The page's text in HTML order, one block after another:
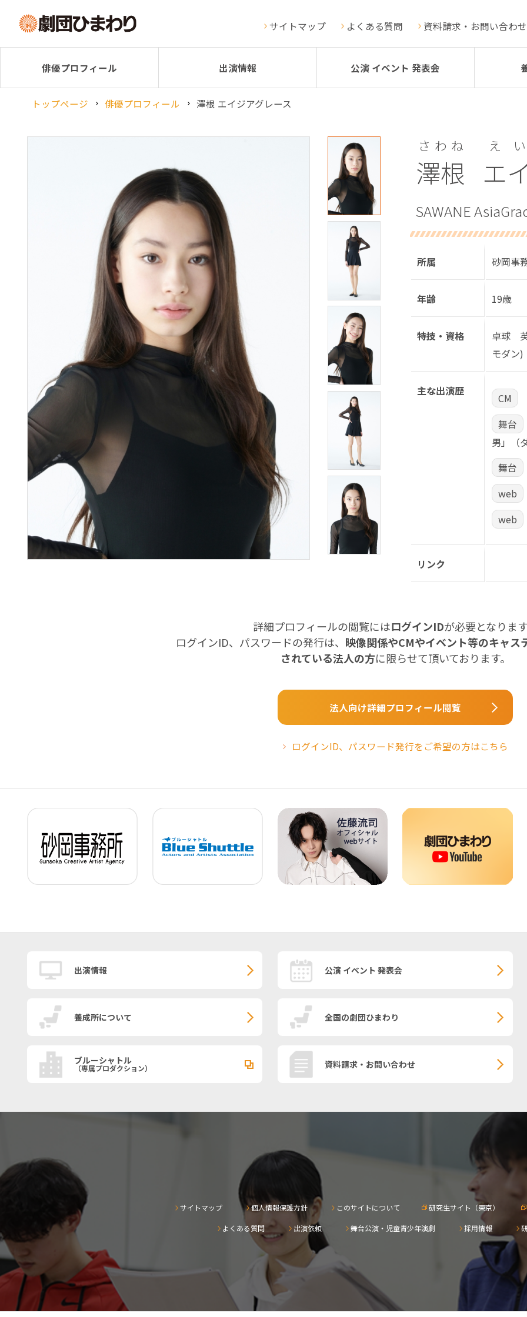
サイトマップ よくある質問 資料請求・お問い合わせ
俳優プロフィール 出演情報 公演 イベント 発表会
トップページ 俳優プロフィール 澤根 エイジアグレース
澤根
さわね
エ
え
SAWANE
所属 砂岡事
年齢 19歳
特技・資格
卓球
モダン
主な出演歴
CM
舞台
男」（
舞台
web
web
リンク
詳細プロフィールの閲覧にはログインIDが必要となります
ログインID、パスワードの発行は、 映像関係やCMやイベント等のキャス
されている法人の方に限らせて頂いております。
法人向け詳細プロフィール閲覧
ログインID、パスワード発行をご希望の方はこちら
出演情報 公演 イベント 発表会
養成所について 全国の劇団ひまわり
ブルーシャトル
（専属プロダクション） 資料請求・お問い合わせ
サイトマップ 個人情報保護方針 このサイトについて 研究生サイト（東京）
よくある質問 出演依頼 舞台公演・児童青少年演劇 採用情報